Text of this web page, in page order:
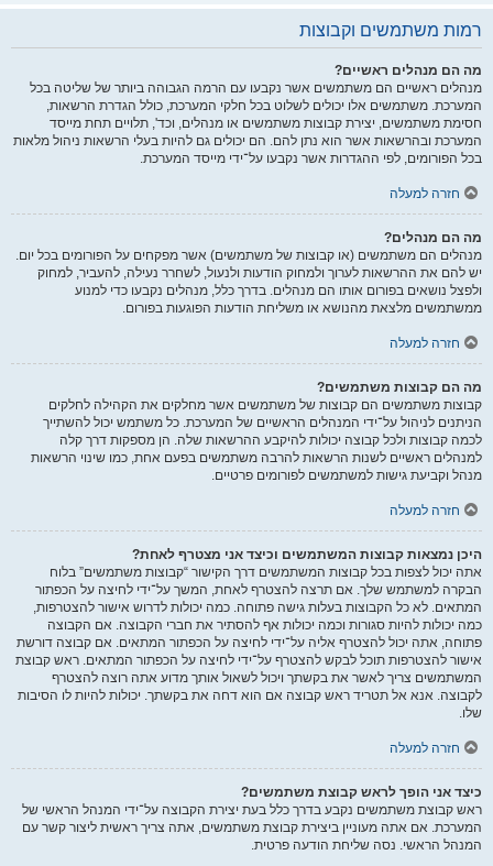
רמות משתמשים וקבוצות
מה הם מנהלים ראשיים?
מנהלים ראשיים הם משתמשים אשר נקבעו עם הרמה הגבוהה ביותר של שליטה בכל
המערכת. משתמשים אלו יכולים לשלוט בכל חלקי המערכת, כולל הגדרת הרשאות,
חסימת משתמשים, יצירת קבוצות משתמשים או מנהלים, וכד', תלויים תחת מייסד
המערכת ובהרשאות אשר הוא נתן להם. הם יכולים גם להיות בעלי הרשאות ניהול מלאות
בכל הפורומים, לפי ההגדרות אשר נקבעו על־ידי מייסד המערכת.
חזרה למעלה
מה הם מנהלים?
מנהלים הם משתמשים (או קבוצות של משתמשים) אשר מפקחים על הפורומים בכל יום.
יש להם את ההרשאות לערוך ולמחוק הודעות ולנעול, לשחרר נעילה, להעביר, למחוק
ולפצל נושאים בפורום אותו הם מנהלים. בדרך כלל, מנהלים נקבעו כדי למנוע
ממשתמשים מלצאת מהנושא או משליחת הודעות הפוגעות בפורום.
חזרה למעלה
מה הם קבוצות משתמשים?
קבוצות משתמשים הם קבוצות של משתמשים אשר מחלקים את הקהילה לחלקים
הניתנים לניהול על־ידי המנהלים הראשיים של המערכת. כל משתמש יכול להשתייך
לכמה קבוצות ולכל קבוצה יכולות להיקבע ההרשאות שלה. הן מספקות דרך קלה
למנהלים ראשיים לשנות הרשאות להרבה משתמשים בפעם אחת, כמו שינוי הרשאות
מנהל וקביעת גישות למשתמשים לפורומים פרטיים.
חזרה למעלה
היכן נמצאות קבוצות המשתמשים וכיצד אני מצטרף לאחת?
אתה יכול לצפות בכל קבוצות המשתמשים דרך הקישור “קבוצות משתמשים” בלוח
הבקרה למשתמש שלך. אם תרצה להצטרף לאחת, המשך על־ידי לחיצה על הכפתור
המתאים. לא כל הקבוצות בעלות גישה פתוחה. כמה יכולות לדרוש אישור להצטרפות,
כמה יכולות להיות סגורות וכמה יכולות אף להסתיר את חברי הקבוצה. אם הקבוצה
פתוחה, אתה יכול להצטרף אליה על־ידי לחיצה על הכפתור המתאים. אם קבוצה דורשת
אישור להצטרפות תוכל לבקש להצטרף על־ידי לחיצה על הכפתור המתאים. ראש קבוצת
המשתמשים צריך לאשר את בקשתך ויכול לשאול אותך מדוע אתה רוצה להצטרף
לקבוצה. אנא אל תטריד ראש קבוצה אם הוא דחה את בקשתך. יכולות להיות לו הסיבות
שלו.
חזרה למעלה
כיצד אני הופך לראש קבוצת משתמשים?
ראש קבוצת משתמשים נקבע בדרך כלל בעת יצירת הקבוצה על־ידי המנהל הראשי של
המערכת. אם אתה מעוניין ביצירת קבוצת משתמשים, אתה צריך ראשית ליצור קשר עם
המנהל הראשי. נסה שליחת הודעה פרטית.